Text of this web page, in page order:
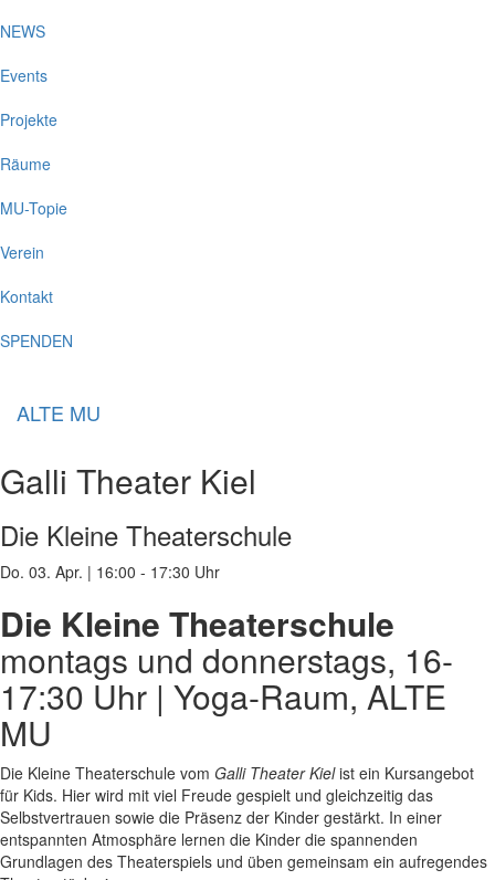
NEWS
Events
Projekte
Räume
MU-Topie
Verein
Kontakt
SPENDEN
ALTE MU
Galli Theater Kiel
Die Kleine Theaterschule
Do. 03. Apr. | 16:00 - 17:30 Uhr
Die Kleine Theaterschule
montags und donnerstags, 16-
17:30 Uhr | Yoga-Raum, ALTE
MU
Die Kleine Theaterschule vom Galli Theater Kielist ein Kursangebot
für Kids. Hier wird mit viel Freude gespielt und gleichzeitig das
Selbstvertrauen sowie die Präsenz der Kinder gestärkt. In einer
entspannten Atmosphäre lernen die Kinder die spannenden
Grundlagen des Theaterspiels und üben gemeinsam ein aufregendes